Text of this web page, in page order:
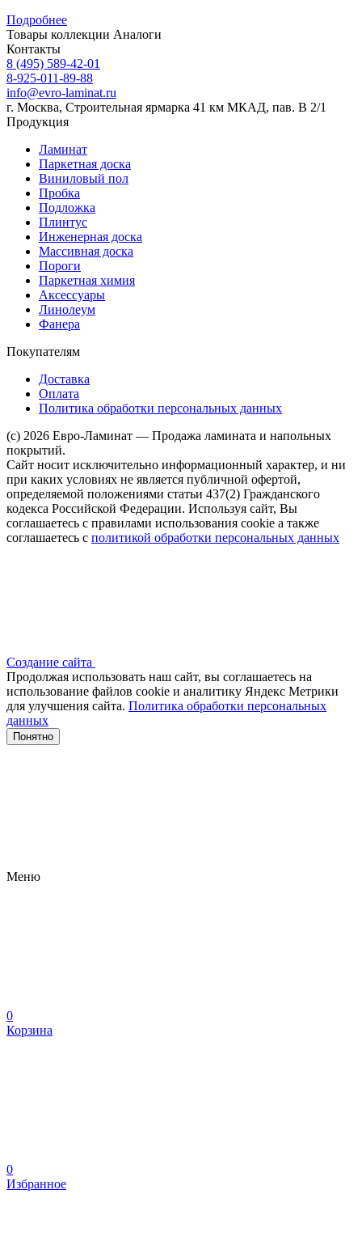
Подробнее
Товары коллекции Аналоги
Контакты
8 (495) 589-42-01
8-925-011-89-88
info@evro-laminat.ru
г. Москва, Строительная ярмарка 41 км МКАД, пав. В 2/1
Продукция
Ламинат
Паркетная доска
Виниловый пол
Пробка
Подложка
Плинтус
Инженерная доска
Массивная доска
Пороги
Паркетная химия
Аксессуары
Линолеум
Фанера
Покупателям
Доставка
Оплата
Политика обработки персональных данных
(c) 2026 Евро-Ламинат — Продажа ламината и напольных
покрытий.
Сайт носит исключительно информационный характер, и ни
при каких условиях не является публичной офертой,
определяемой положениями статьи 437(2) Гражданского
кодекса Российской Федерации. Используя сайт, Вы
соглашаетесь с правилами использования cookie а также
соглашаетесь с политикой обработки персональных данных
Создание сайта
Продолжая использовать наш сайт, вы соглашаетесь на
использование файлов сооkіе и аналитику Яндекс Метрики
для улучшения сайта. Политика обработки персональных
данных
Понятно
Меню
0
Корзина
0
Избранное